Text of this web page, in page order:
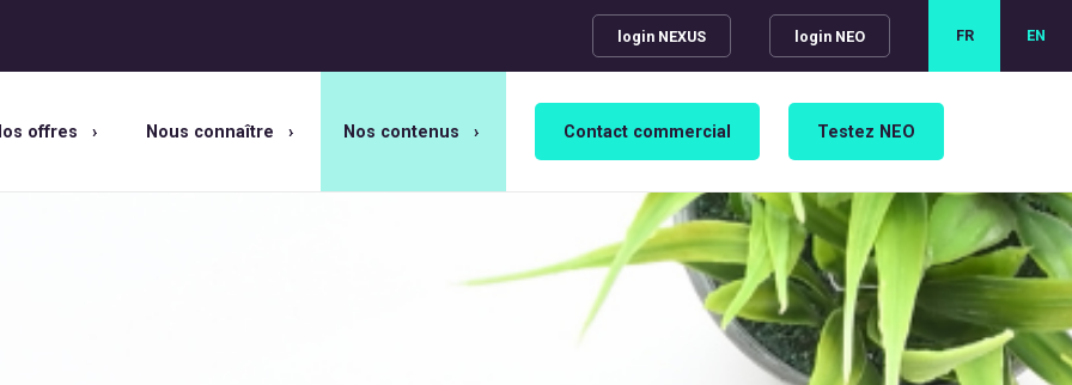
login NEXUS login NEO FR EN
offres Nous connaître Nos contenus Contact commercial Testez NEO